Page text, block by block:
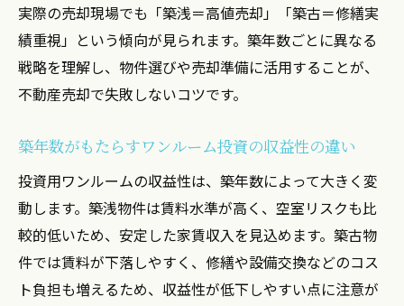
実際の売却現場でも「築浅＝高値売却」「築古＝修繕実
績重視」という傾向が見られます。築年数ごとに異なる
戦略を理解し、物件選びや売却準備に活用することが、
不動産売却で失敗しないコツです。
築年数がもたらすワンルーム投資の収益性の違い
投資用ワンルームの収益性は、築年数によって大きく変
動します。築浅物件は賃料水準が高く、空室リスクも比
較的低いため、安定した家賃収入を見込めます。築古物
件では賃料が下落しやすく、修繕や設備交換などのコス
ト負担も増えるため、収益性が低下しやすい点に注意が